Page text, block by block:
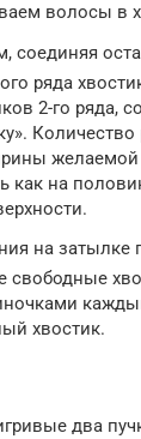
волосы в
соединяя
ряда
2-го ряда,
желаемой
как на
на затылке
свободные
хвостик.
два